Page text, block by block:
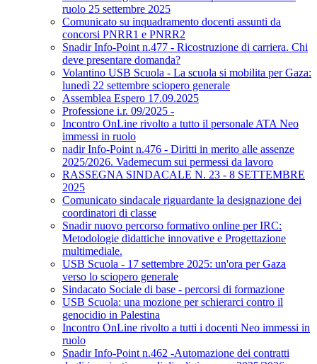
ruolo 25 settembre 2025
Comunicato su inquadramento docenti assunti da
concorsi PNRR1 e PNRR2
Snadir Info-Point n.477 - Ricostruzione di carriera. Chi
deve presentare domanda?
Volantino USB Scuola - La scuola si mobilita per Gaza:
lunedì 22 settembre sciopero generale
Assemblea Espero 17.09.2025
Professione i.r. 09/2025 -
Incontro OnLine rivolto a tutto il personale ATA Neo
immessi in ruolo
nadir Info-Point n.476 - Diritti in merito alle assenze
2025/2026. Vademecum sui permessi da lavoro
RASSEGNA SINDACALE N. 23 - 8 SETTEMBRE
2025
Comunicato sindacale riguardante la designazione dei
coordinatori di classe
Snadir nuovo percorso formativo online per IRC:
Metodologie didattiche innovative e Progettazione
multimediale.
USB Scuola - 17 settembre 2025: un'ora per Gaza
verso lo sciopero generale
Sindacato Sociale di base - percorsi di formazione
USB Scuola: una mozione per schierarci contro il
genocidio in Palestina
Incontro OnLine rivolto a tutti i docenti Neo immessi in
ruolo
Snadir Info-Point n.462 -Automazione dei contratti